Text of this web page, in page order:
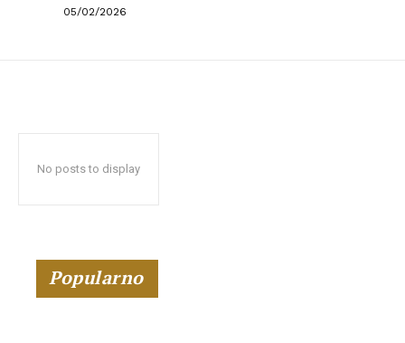
05/02/2026
No posts to display
Popularno